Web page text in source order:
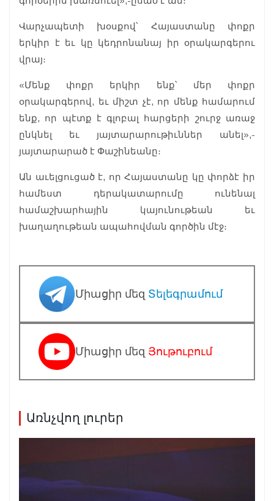
Վարչապետի խօսքով՝ Հայաստանը փոքր
երկիր է եւ կը կեդրոնանայ իր օրակարգերու
վրայ։
«Մենք փոքր երկիր ենք՝ մեր փոքր
օրակարգերով, եւ միշտ չէ, որ մենք համարում
ենք, որ պէտք է գլոբալ հարցերի շուրջ առաջ
ընկնել եւ յայտարարութիւններ անել»,-
յայտարարած է Փաշինեանը։
Ան աւելցուցած է, որ Հայաստանը կը փորձէ իր
համեստ դերակատարումը ունենալ
համաշխարհային կայունութեան եւ
խաղաղութեան ապահովման գործին մէջ։
Միացիր մեզ Տելեգրամում
Միացիր մեզ Յութուբում
Առնչվող լուրեր